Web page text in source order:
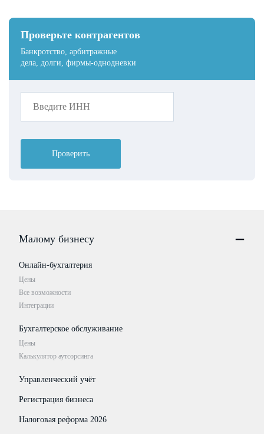
Проверьте контрагентов
Банкротство, арбитражные
дела, долги, фирмы-однодневки
Проверить
Малому бизнесу
Онлайн-бухгалтерия
Цены
Все возможности
Интеграции
Бухгалтерское обслуживание
Цены
Калькулятор аутсорсинга
Управленческий учёт
Регистрация бизнеса
Налоговая реформа 2026